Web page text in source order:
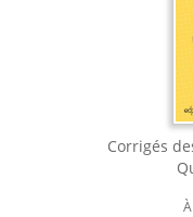
Corrigés